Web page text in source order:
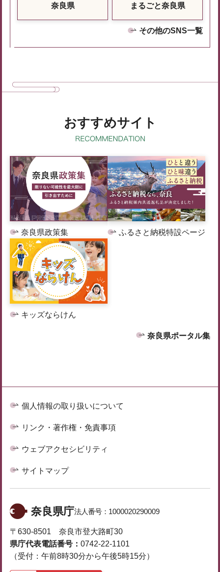
奈良県 まるごと奈良県
その他のSNS一覧
おすすめサイト
奈良県政策集 ふるさと納税特設ページ
キッズならけん
奈良県ポータル集
個人情報の取り扱いについて
リンク・著作権・免責事項
ウェブアクセシビリティ
サイトマップ
奈良県庁法人番号： 1000020290009
〒630-8501 奈良市登大路町30
県庁代表電話番号： 0742-22-1101
（受付：午前8時30分から午後5時15分）